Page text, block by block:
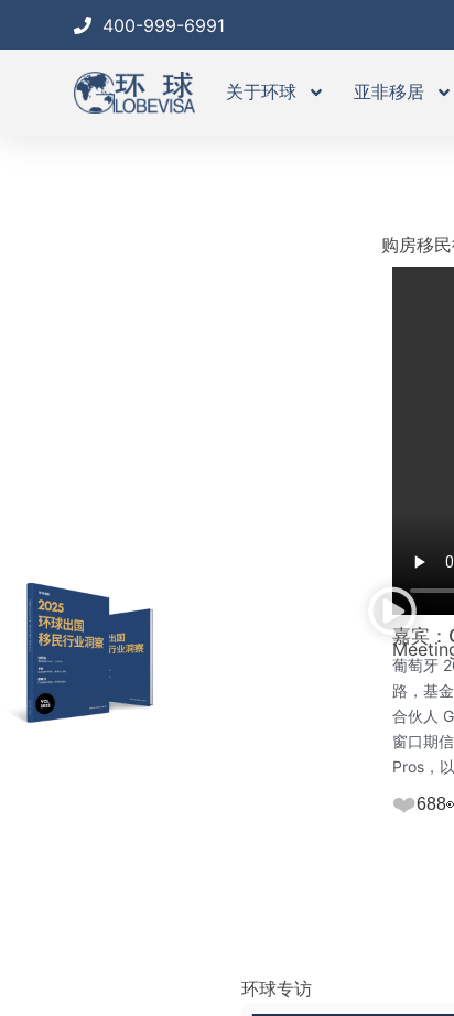
400-999-6991
关于环球 亚非移居
购房移
嘉宾
葡萄牙
路，基
合伙人
窗口期
Pros，
❤️688
环球专访